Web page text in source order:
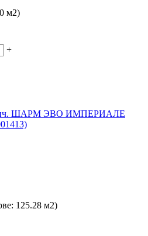
0 м2)
+
ШАРМ ЭВО ИМПЕРИАЛЕ
125.28 м2)